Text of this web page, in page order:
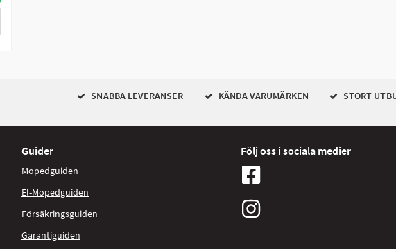
SNABBA LEVERANSER KÄNDA VARUMÄRKEN STORT
Guider
Mopedguiden
El-Mopedguiden
Försäkringsguiden
Garantiguiden
Följ oss i sociala medier